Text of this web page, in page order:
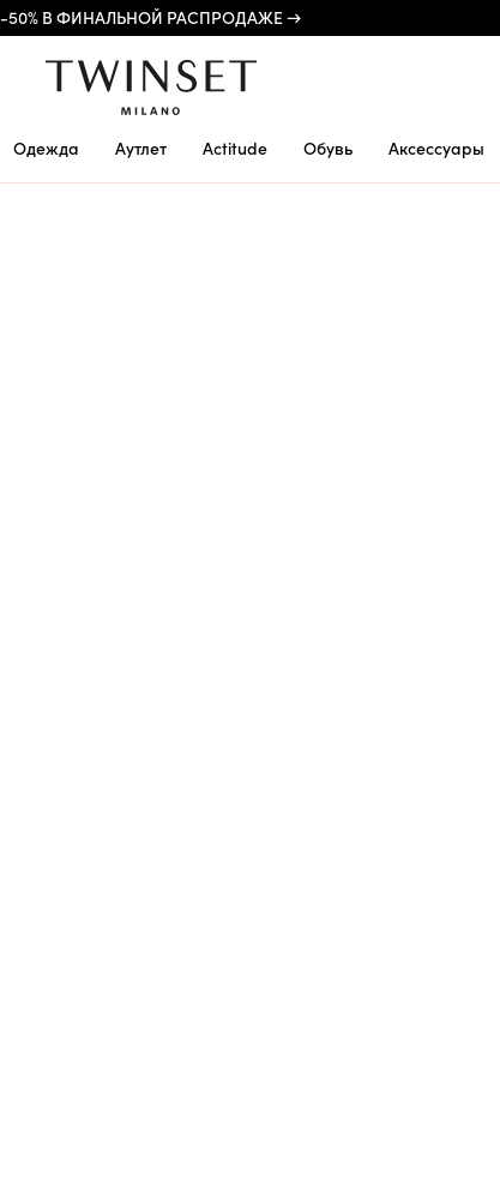
-50% В ФИНАЛЬНОЙ РАСПРОДАЖЕ →
Одежда Аутлет Actitude Обувь Аксессуары